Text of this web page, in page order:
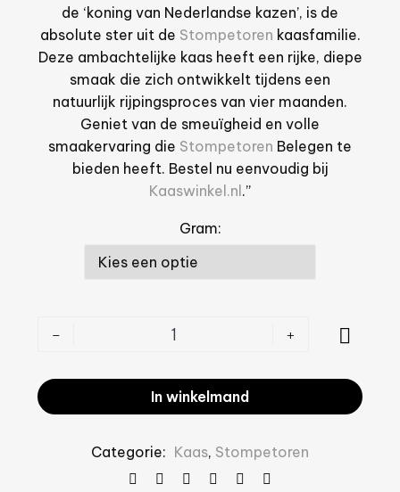
de ‘koning van Nederlandse kazen’, is de
absolute ster uit de Stompetoren kaasfamilie.
Deze ambachtelijke kaas heeft een rijke, diepe
smaak die zich ontwikkelt tijdens een
natuurlijk rijpingsproces van vier maanden.
Geniet van de smeuïgheid en volle
smaakervaring die Stompetoren Belegen te
bieden heeft. Bestel nu eenvoudig bij
Kaaswinkel.nl.”
Gram
- +
In winkelmand
Categorie: Kaas, Stompetoren